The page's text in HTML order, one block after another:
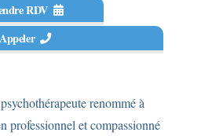
RDV
Appeler
renommé à
professionnel et compassionné